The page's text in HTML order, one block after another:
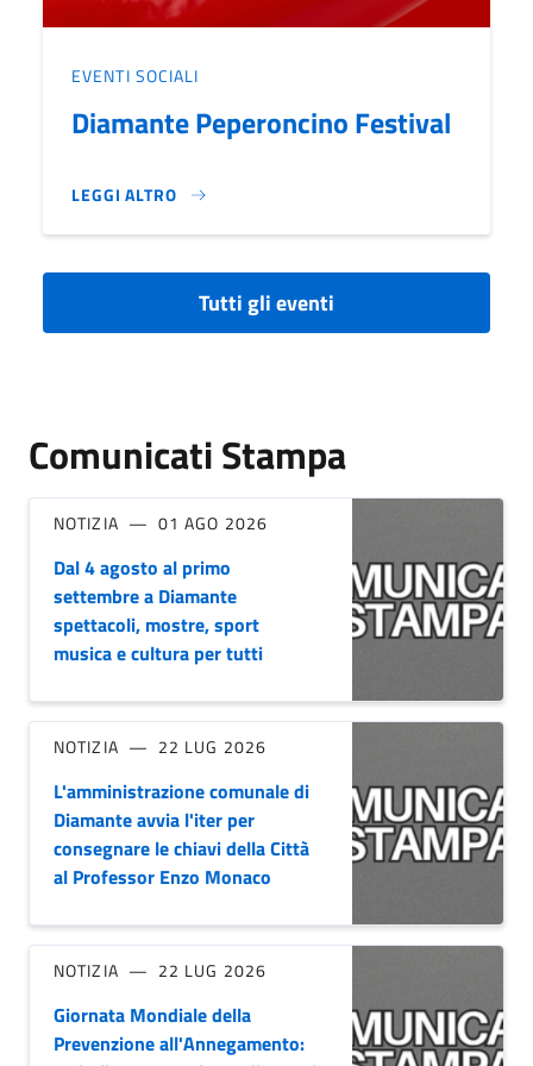
EVENTI SOCIALI
Diamante Peperoncino Festival
LEGGI ALTRO
DIAMANTE PEPERONCINO FESTIVAL}
Tutti gli eventi
Comunicati Stampa
NOTIZIA 01 AGO 2026
Dal 4 agosto al primo
settembre a Diamante
spettacoli, mostre, sport
musica e cultura per tutti
NOTIZIA 22 LUG 2026
L'amministrazione comunale di
Diamante avvia l'iter per
consegnare le chiavi della Città
al Professor Enzo Monaco
NOTIZIA 22 LUG 2026
Giornata Mondiale della
Prevenzione all'Annegamento: